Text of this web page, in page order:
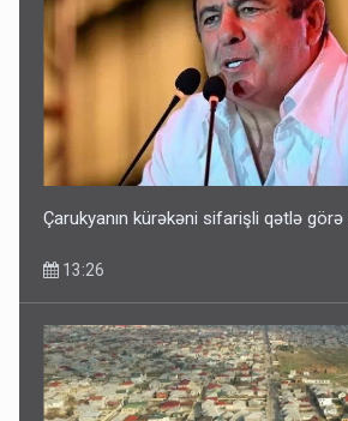
Çarukyanın kürəkəni sifarişli qətlə
13:26